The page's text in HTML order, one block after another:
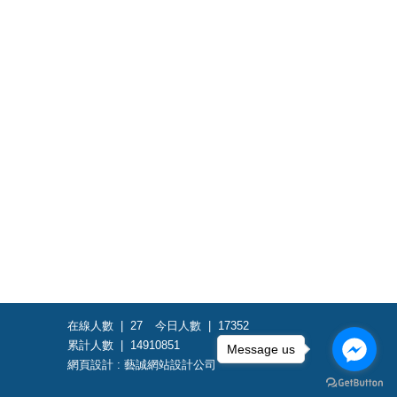
在線人數 | 27 今日人數 | 17352
累計人數 | 14910851
網頁設計 : 藝誠網站設計公司
Message us